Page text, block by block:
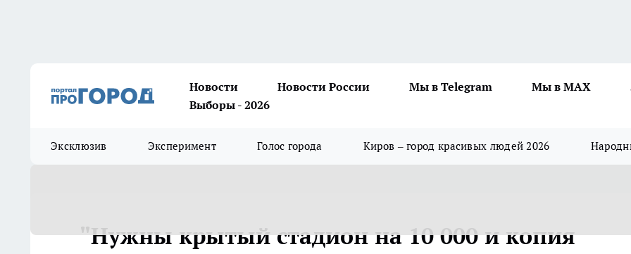
Новости Новости России Мы в Telegram Мы в MAX
Выборы - 2026
Эксклюзив Эксперимент Голос города Киров – город красивых людей 2026
"Нужны крытый стадион на 10 000 и копия